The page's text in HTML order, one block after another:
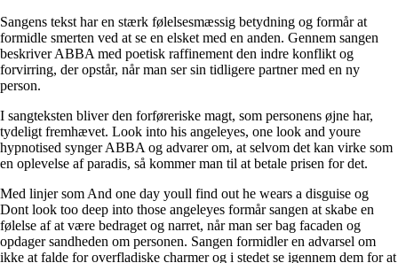
Sangens tekst har en stærk følelsesmæssig betydning og formår at
formidle smerten ved at se en elsket med en anden. Gennem sangen
beskriver ABBA med poetisk raffinement den indre konflikt og
forvirring, der opstår, når man ser sin tidligere partner med en ny
person.
I sangteksten bliver den forføreriske magt, som personens øjne har,
tydeligt fremhævet. Look into his angeleyes, one look and youre
hypnotised synger ABBA og advarer om, at selvom det kan virke som
en oplevelse af paradis, så kommer man til at betale prisen for det.
Med linjer som And one day youll find out he wears a disguise og
Dont look too deep into those angeleyes formår sangen at skabe en
følelse af at være bedraget og narret, når man ser bag facaden og
opdager sandheden om personen. Sangen formidler en advarsel om
ikke at falde for overfladiske charmer og i stedet se igennem dem for at